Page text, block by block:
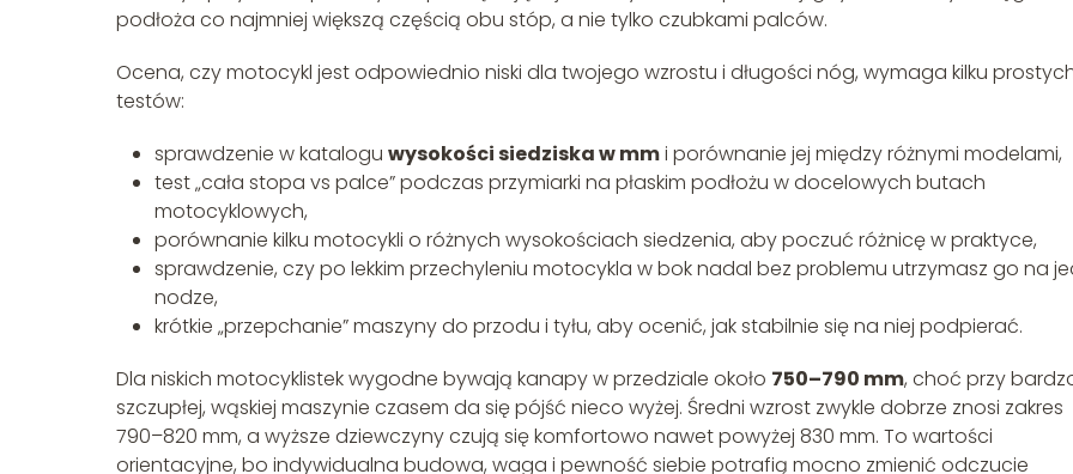
podłoża co najmniej większą częścią obu stóp, a nie tylko czubkami palców.
Ocena, czy motocykl jest odpowiednio niski dla twojego wzrostu i długości nóg, wymaga kilku
testów:
sprawdzenie w katalogu wysokości siedziska w mmi porównanie jej między różnymi modelami,
test „cała stopa vs palce” podczas przymiarki na płaskim podłożu w docelowych butach
motocyklowych,
porównanie kilku motocykli o różnych wysokościach siedzenia, aby poczuć różnicę w praktyce,
sprawdzenie, czy po lekkim przechyleniu motocykla w bok nadal bez problemu utrzymasz go na
nodze,
krótkie „przepchanie” maszyny do przodu i tyłu, aby ocenić, jak stabilnie się na niej podpierać.
Dla niskich motocyklistek wygodne bywają kanapy w przedziale około 750–790 mm, choć przy
szczupłej, wąskiej maszynie czasem da się pójść nieco wyżej. Średni wzrost zwykle dobrze znosi zakres
790–820 mm, a wyższe dziewczyny czują się komfortowo nawet powyżej 830 mm. To wartości
orientacyjne, bo indywidualna budowa, waga i pewność siebie potrafią mocno zmienić odczucie